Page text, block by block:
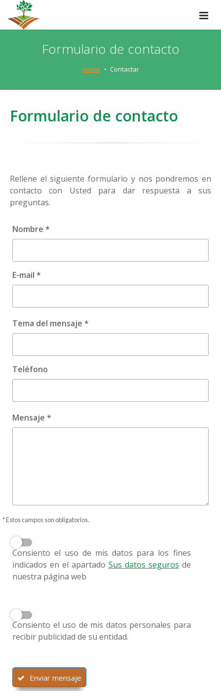
Formulario de contacto
Home Contactar
Formulario de contacto
Rellene el siguiente formulario y nos pondremos en
contacto con Usted para dar respuesta a sus
preguntas.
Nombre *
E-mail *
Tema del mensaje *
Teléfono
Mensaje *
* Estos campos son obligatorios.
Consiento el uso de mis datos para los fines
indicados en el apartado Sus datos seguros de
nuestra página web
Consiento el uso de mis datos personales para
recibir publicidad de su entidad.
Enviar mensaje